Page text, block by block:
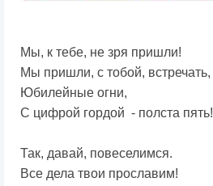
Мы, к тебе, не зря пришли!
Мы пришли, с тобой, встречать,
Юбилейные огни,
С цифрой гордой - полста пять!
Так, давай, повеселимся.
Все дела твои прославим!